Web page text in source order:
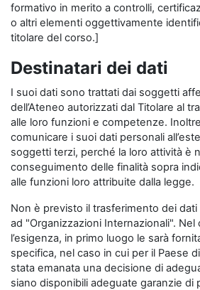
formativo in merito a controlli,
o altri elementi oggettivamente
titolare del corso.]
Destinatari dei dati
I suoi dati sono trattati dai soggetti
dell’Ateneo autorizzati dal Titolare al
alle loro funzioni e competenze.
comunicare i suoi dati personali
soggetti terzi, perché la loro attività è
conseguimento delle finalità sopra
alle funzioni loro attribuite dalla legge.
Non è previsto il trasferimento dei
ad "Organizzazioni Internazionali".
l’esigenza, in primo luogo le sarà
specifica, nel caso in cui per il Paese
stata emanata una decisione di
siano disponibili adeguate garanzie di